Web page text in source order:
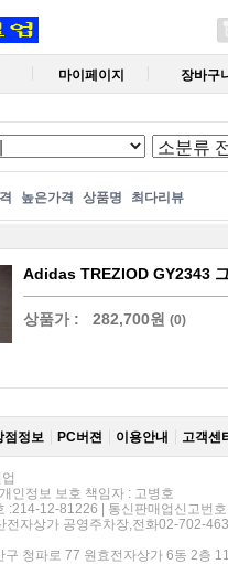
마이페이지 장바구
높은가격 상품명 최다리뷰
Adidas TREZIOD GY2343 그
상품가 : 282,700원 (0)
점정보 PC버젼 이용안내 고객센
인정보 보호 책임자 : 고병호
:214-12-81226 | 통신판매업신고번
전자상가 공영주차장,전화02-702-
구 청파로 77 원효전자상가 6동 2층